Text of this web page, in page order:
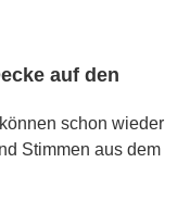
auf den
schon wieder
Stimmen aus dem